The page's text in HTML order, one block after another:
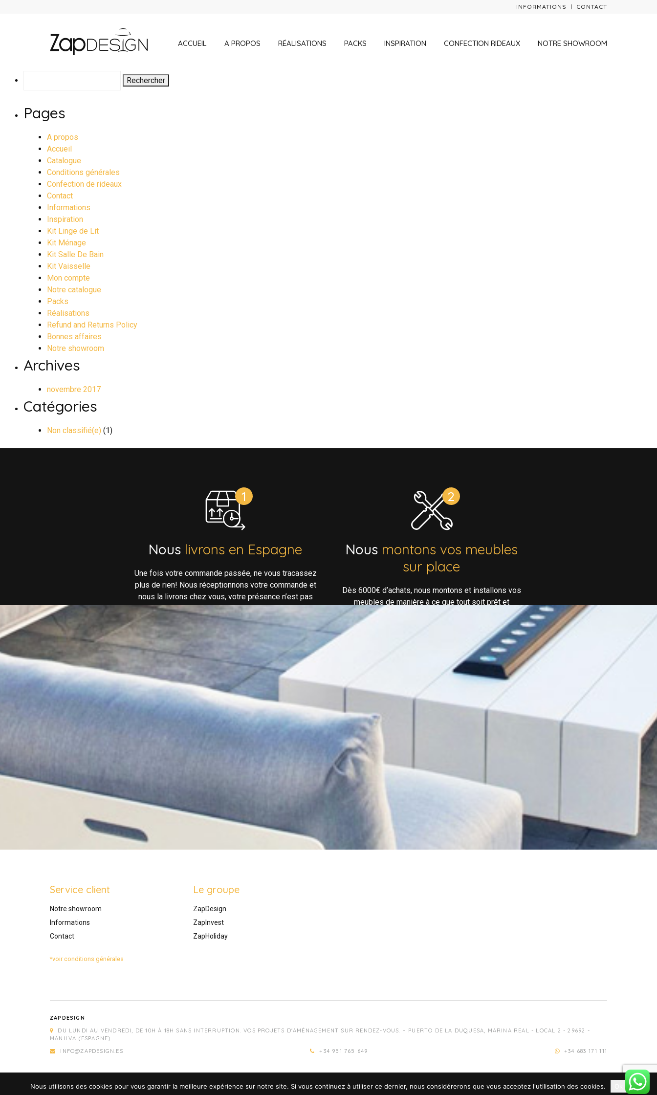
INFORMATIONS CONTACT
ACCUEIL A PROPOS RÉALISATIONS PACKS INSPIRATION CONFECTION RIDEAUX NOTRE SHOWROOM
Pages
A propos
Accueil
Catalogue
Conditions générales
Confection de rideaux
Contact
Informations
Inspiration
Kit Linge de Lit
Kit Ménage
Kit Salle De Bain
Kit Vaisselle
Mon compte
Notre catalogue
Packs
Réalisations
Refund and Returns Policy
Bonnes affaires
Notre showroom
Archives
novembre 2017
Catégories
Non classifié(e) (1)
Nous livrons en Espagne
Une fois votre commande passée, ne vous tracassez
plus de rien! Nous réceptionnons votre commande et
nous la livrons chez vous, votre présence n’est pas
nécessaire!
Nous montons vos meubles
sur place
Dès 6000€ d’achats, nous montons et installons vos
meubles de manière à ce que tout soit prêt et
confortable lorsque vous arrivez ou louez votre bien.
Service client
Notre showroom
Informations
Contact
Le groupe
ZapDesign
ZapInvest
ZapHoliday
*voir conditions générales
ZAPDESIGN
DU LUNDI AU VENDREDI, DE 10H À 18H SANS INTERRUPTION. VOS PROJETS D'AMÉNAGEMENT SUR RENDEZ-VOUS. – PUERTO DE LA DUQUESA, MARINA REAL - LOCAL 2 - 29692 -
MANILVA (ESPAGNE)
INFO@ZAPDESIGN.ES
+34 951 765 649 +34 683 171 111
Nous utilisons des cookies pour vous garantir la meilleure expérience sur notre site. Si vous continuez à utiliser ce dernier, nous considérerons que vous acceptez l'utilisation des cookies.